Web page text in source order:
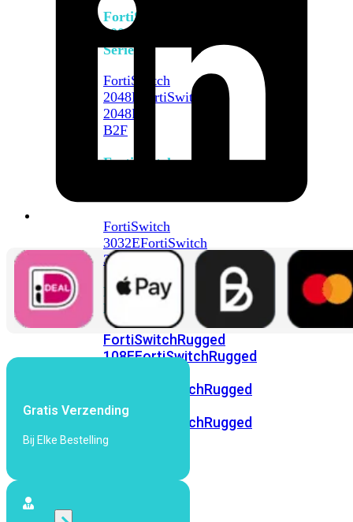
FortiSwitch
2000
Series
FortiSwitch
2048F
FortiSwitch
2048F-
B2F
FortiSwitch
FortiSwitch
3032EFortiSwitch
3032G
FortiSwitch
Ruggedized
FortiSwitchRugged
108FFortiSwitchRugged
FortiSwitchRugged
216F-
POE
FortiSwitchRugged
424F-
Gratis Verzending
Bij Elke Bestelling